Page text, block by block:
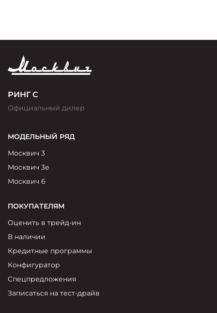
РИНГ С
Официальный дилер
МОДЕЛЬНЫЙ РЯД
Москвич 3
Москвич 3е
Москвич 6
ПОКУПАТЕЛЯМ
Оценить в трейд-ин
В наличии
Кредитные программы
Конфигуратор
Спецпредложения
Записаться на тест-драйв